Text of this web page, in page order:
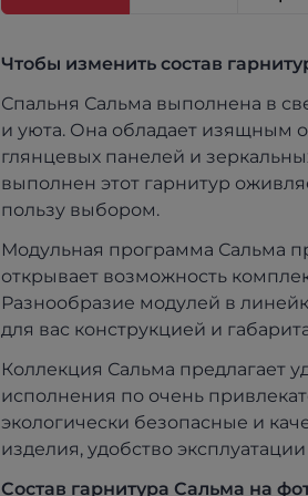
Чтобы изменить состав
Спальня Сальма выполнена в
и уюта. Она обладает изящным
глянцевых панелей и
выполнен этот гарнитур
пользу выбором.
Модульная программа Сальма
открывает возможность
Разнообразие модулей в
для вас конструкцией и
Коллекция Сальма предлагает
исполнения по очень
экологически безопасные и
изделия, удобство
Состав гарнитура Сальма на